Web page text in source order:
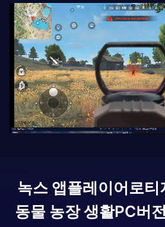
녹스 앱플레이어로티
동물 농장 생활PC버